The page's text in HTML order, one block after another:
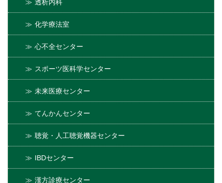
透析内科
化学療法室
心不全センター
スポーツ医科学センター
未来医療センター
てんかんセンター
聴覚・人工聴覚機器センター
IBDセンター
漢方診療センター